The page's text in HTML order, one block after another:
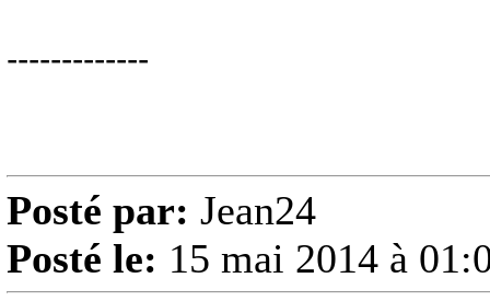
-------------
Posté par: Jean24
Posté le: 15 mai 2014 à